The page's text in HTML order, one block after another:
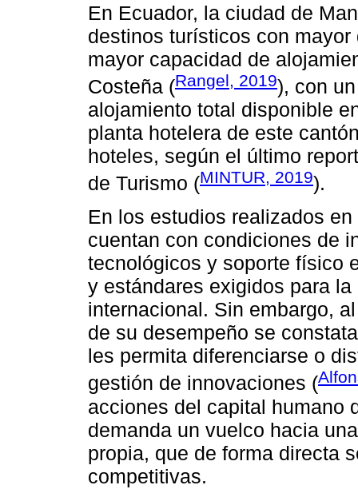
En Ecuador, la ciudad de
destinos turísticos con
mayor capacidad de
Costeña (Rangel, 2019), con
alojamiento total disponible
planta hotelera de este
hoteles, según el último
de Turismo (MINTUR, 2019).
En los estudios realizados
cuentan con condiciones de
tecnológicos y soporte físico
y estándares exigidos para
internacional. Sin embargo,
de su desempeño se
les permita diferenciarse o
gestión de innovaciones (
acciones del capital humano
demanda un vuelco hacia
propia, que de forma directa
competitivas.